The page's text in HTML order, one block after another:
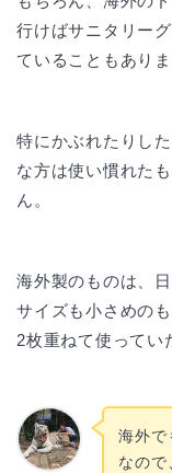
行けばサニタリー
ていることもあり
特にかぶれたりし
な方は使い慣れた
ん。
海外製のものは、
サイズも小さめの
2枚重ねて使ってい
海外で
なので